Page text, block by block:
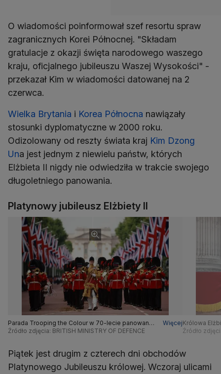
O wiadomości poinformował szef resortu spraw
zagranicznych Korei Północnej. "Składam
gratulacje z okazji święta narodowego waszego
kraju, oficjalnego jubileuszu Waszej Wysokości" -
przekazał Kim w wiadomości datowanej na 2
czerwca.
Wielka Brytania i Korea Północna nawiązały
stosunki dyplomatyczne w 2000 roku.
Odizolowany od reszty świata kraj Kim Dzong
Una jest jednym z niewielu państw, których
Elżbieta II nigdy nie odwiedziła w trakcie swojego
długoletniego panowania.
Platynowy jubileusz Elżbiety II
Parada Trooping the Colour w 70-lecie panowania
królowej Elżbiety II
Więcej
Źródło zdjęcia: BRITISH MINISTRY OF DEFENCE
Królowa
Colour w
Źródło
Piątek jest drugim z czterech dni obchodów
Platynowego Jubileuszu królowej. Wczoraj ulicami